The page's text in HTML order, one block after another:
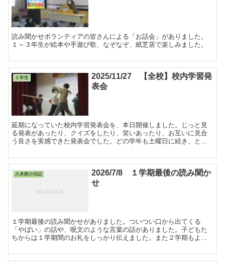
読み聞かせボランティアの皆さんによる「お話会」がありました。
１～３年生が絵本や手遊び歌、なぞなぞ、紙芝居で楽しみました。
１年生
2025/11/27 【全校】校内学習発
表会
延期になっていた校内学習発表会を、本日開催しました。じっと見
る発表があったり、クイズをしたり、笑いあったり、お互いに見合
う良さを実感できた発表会でした。どの学年も土曜日に続き、とて
八木西小日記
2026/7/8 １学期最後の読み聞か
せ
１学期最後の読み聞かせがありました。ついつい口から出てくる
「やばい」の話や、呪文のような言葉の話がありました。子どもた
ちからは１学期間のお礼をしっかり伝えました。また２学期もよろ